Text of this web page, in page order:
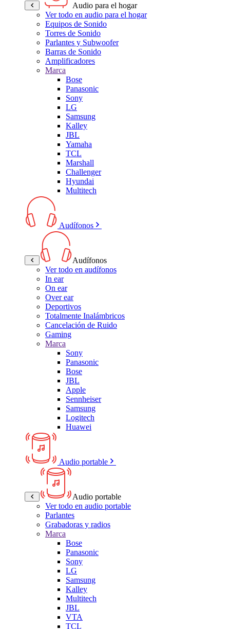
Audio para el hogar
Ver todo en audio para el hogar
Equipos de Sonido
Torres de Sonido
Parlantes y Subwoofer
Barras de Sonido
Amplificadores
Marca
Bose
Panasonic
Sony
LG
Samsung
Kalley
JBL
Yamaha
TCL
Marshall
Challenger
Hyundai
Multitech
Audífonos
Audífonos
Ver todo en audífonos
In ear
On ear
Over ear
Deportivos
Totalmente Inalámbricos
Cancelación de Ruido
Gaming
Marca
Sony
Panasonic
Bose
JBL
Apple
Sennheiser
Samsung
Logitech
Huawei
Audio portable
Audio portable
Ver todo en audio portable
Parlantes
Grabadoras y radios
Marca
Bose
Panasonic
Sony
LG
Samsung
Kalley
Multitech
JBL
VTA
TCL